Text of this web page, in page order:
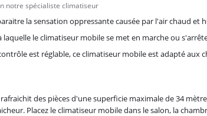
notre spécialiste climatiseur
la sensation oppressante causée par l'air chaud et
le climatiseur mobile se met en marche ou
est réglable, ce climatiseur mobile est adapté aux
des pièces d'une superficie maximale de 34
Placez le climatiseur mobile dans le salon, la